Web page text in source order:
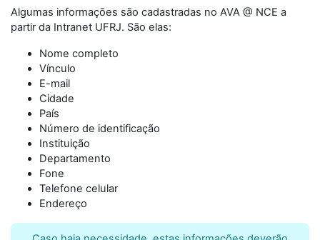
Algumas informações são cadastradas no AVA @ NCE a
partir da Intranet UFRJ. São elas:
Nome completo
Vínculo
E-mail
Cidade
País
Número de identificação
Instituição
Departamento
Fone
Telefone celular
Endereço